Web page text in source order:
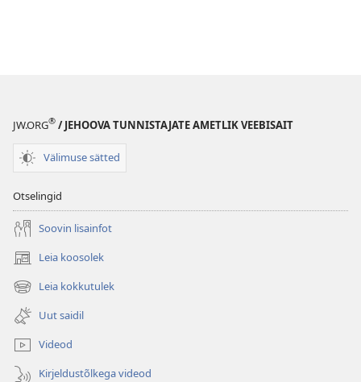
JW.ORG® / JEHOOVA TUNNISTAJATE AMETLIK VEEBISAIT
Välimuse sätted
Otselingid
Soovin lisainfot
Leia koosolek
(avab
uue
akna)
Leia kokkutulek
(avab
uue
akna)
Uut saidil
Videod
Kirjeldustõlkega videod